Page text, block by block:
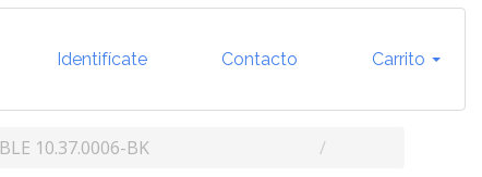
Identifícate Contacto Carrito
10.37.0006-BK